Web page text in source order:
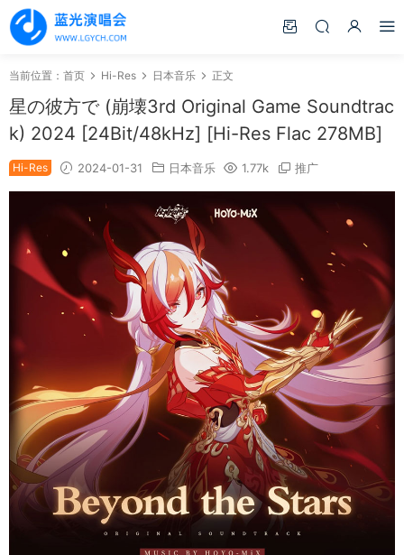
当前位置： 首页 Hi-Res 日本音乐 正文
星の彼方で (崩壊3rd Original Game Soundtrac
k) 2024 [24Bit/48kHz] [Hi-Res Flac 278MB]
Hi-Res 2024-01-31 日本音乐 1.77k 推广